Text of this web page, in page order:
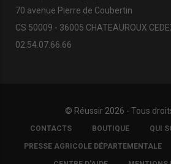
70 avenue Pierre de Coubertin
CS 50009 - 36005 CHATEAUROUX
02.54.07.66.66
© Réussir 2026 - Tous
FOOTER
COPYRIGHT
CONTACTS BOUTIQUE QUI
PRESSE AGRICOLE DÉPARTEMENTALE